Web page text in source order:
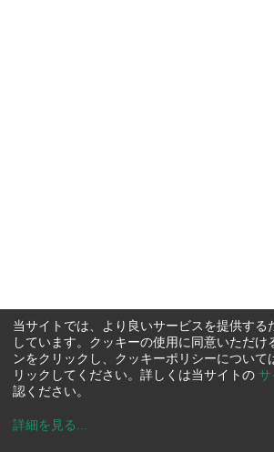
当サイトでは、より良いサービスを提供する
しています。クッキーの使用に同意いただけ
ンをクリックし、クッキーポリシーについて
リックしてください。詳しくは当サイトの サ
認ください。
詳細を見る ...